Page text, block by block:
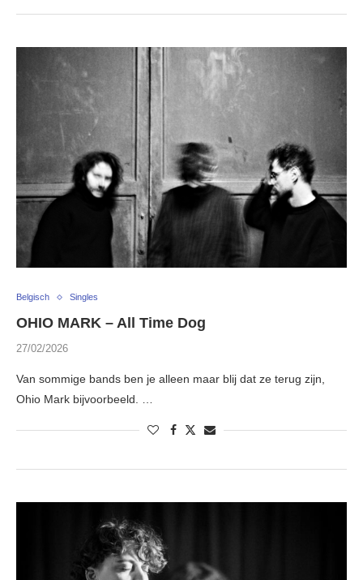
Belgisch Singles
OHIO MARK – All Time Dog
27/02/2026
Van sommige bands ben je alleen maar blij dat ze terug zijn,
Ohio Mark bijvoorbeeld. …